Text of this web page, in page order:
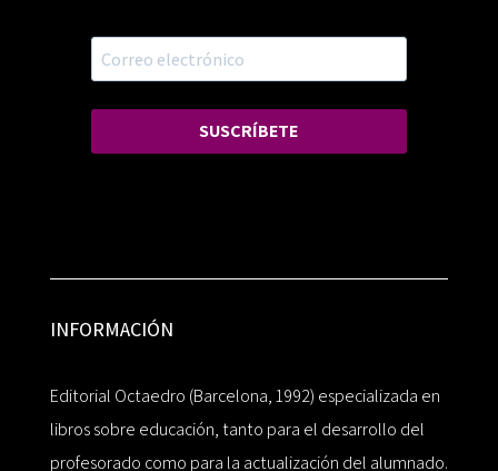
SUSCRÍBETE
INFORMACIÓN
Editorial Octaedro (Barcelona, 1992) especializada en
libros sobre educación, tanto para el desarrollo del
profesorado como para la actualización del alumnado.